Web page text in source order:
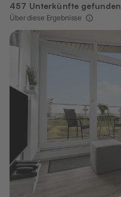
457 Unterkünfte gefunden
Über diese Ergebnisse